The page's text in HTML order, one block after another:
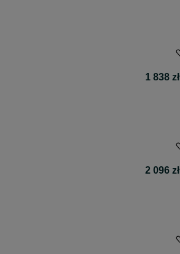
1 838 zł
2 096 zł